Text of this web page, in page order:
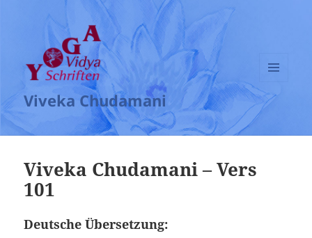
Viveka Chudamani
UND
WIDGETS
Viveka Chudamani – Vers
101
Deutsche Übersetzung: